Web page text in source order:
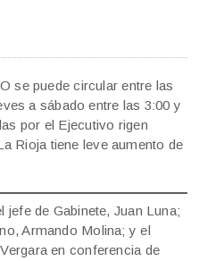
se puede circular entre las
a sábado entre las 3:00 y
por el Ejecutivo rigen
Rioja tiene leve aumento de
jefe de Gabinete, Juan Luna;
Armando Molina; y el
en conferencia de